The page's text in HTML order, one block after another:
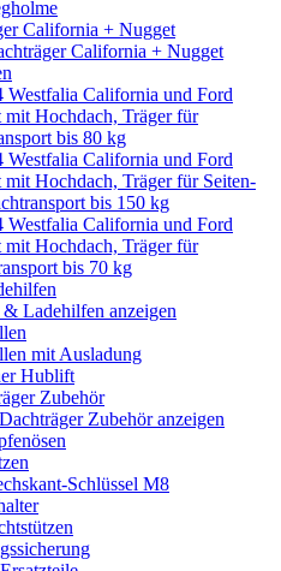
California + Nugget
California + Nugget
California und Ford
mit Hochdach, Träger für
bis 80 kg
California und Ford
mit Hochdach, Träger für Seiten-
bis 150 kg
California und Ford
mit Hochdach, Träger für
bis 70 kg
Ladehilfen anzeigen
mit Ausladung
Hublift
Zubehör
Zubehör anzeigen
Schlüssel M8